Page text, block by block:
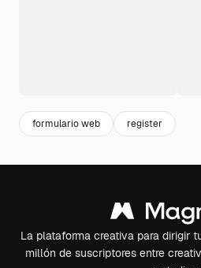
formulario web register
La plataforma creativa para dirigir
millón de suscriptores entre